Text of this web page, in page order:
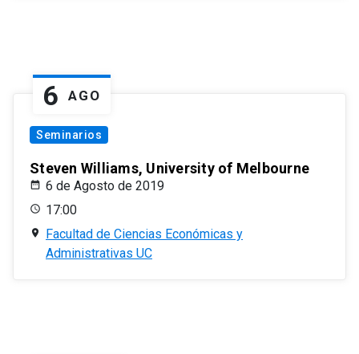
6 AGO
Seminarios
Steven Williams, University of Melbourne
6 de Agosto de 2019
17:00
Facultad de Ciencias Económicas y
Administrativas UC